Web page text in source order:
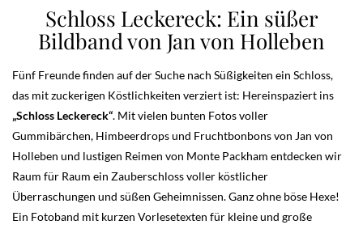
Schloss Leckereck: Ein süßer
Bildband von Jan von Holleben
Fünf Freunde finden auf der Suche nach Süßigkeiten ein Schloss,
das mit zuckerigen Köstlichkeiten verziert ist: Hereinspaziert ins
„Schloss Leckereck“. Mit vielen bunten Fotos voller
Gummibärchen, Himbeerdrops und Fruchtbonbons von Jan von
Holleben und lustigen Reimen von Monte Packham entdecken wir
Raum für Raum ein Zauberschloss voller köstlicher
Überraschungen und süßen Geheimnissen. Ganz ohne böse Hexe!
Ein Fotoband mit kurzen Vorlesetexten für kleine und große